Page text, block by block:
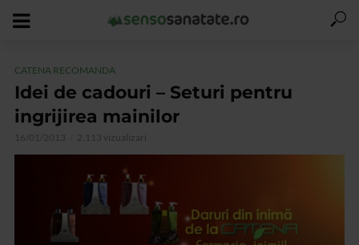
CATENA RECOMANDA
Idei de cadouri – Seturi pentru
ingrijirea mainilor
16/01/2013 2.113 vizualizari